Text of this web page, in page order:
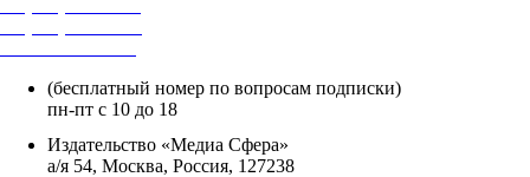
(бесплатный номер по вопросам подписки)
пн-пт с 10 до 18
Издательство «Медиа Сфера»
а/я 54, Москва, Россия, 127238